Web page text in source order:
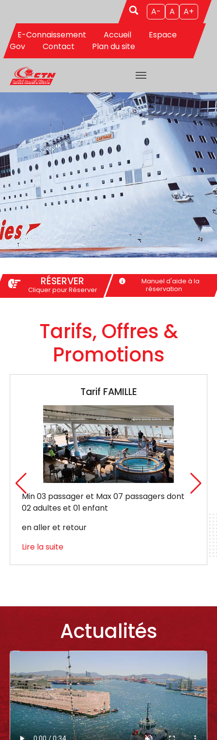
A- A A+
E-Connaissement Accueil
Espace
Gov
Contact Plan du site
RÉSERVER
Cliquer pour Réserver
Manuel d'aide à la
réservation
Tarifs, Offres &
Promotions
Tarif CORAIL
Valable à partir d’un passager avec ou
véhicule.
Maximum 09 passagers
Lire la suite
Actualités